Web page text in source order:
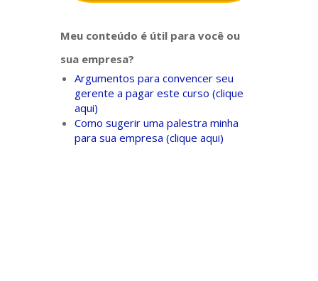
Meu conteúdo é útil para você ou
sua empresa?
Argumentos para convencer seu
gerente a pagar este curso (clique
aqui)
Como sugerir uma palestra minha
para sua empresa (clique aqui)